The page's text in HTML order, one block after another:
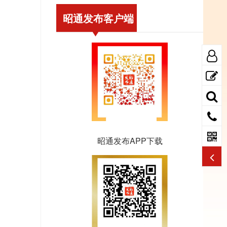
昭通发布客户端
昭通发布APP下载